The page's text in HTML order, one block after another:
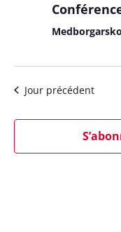
Jour précédent